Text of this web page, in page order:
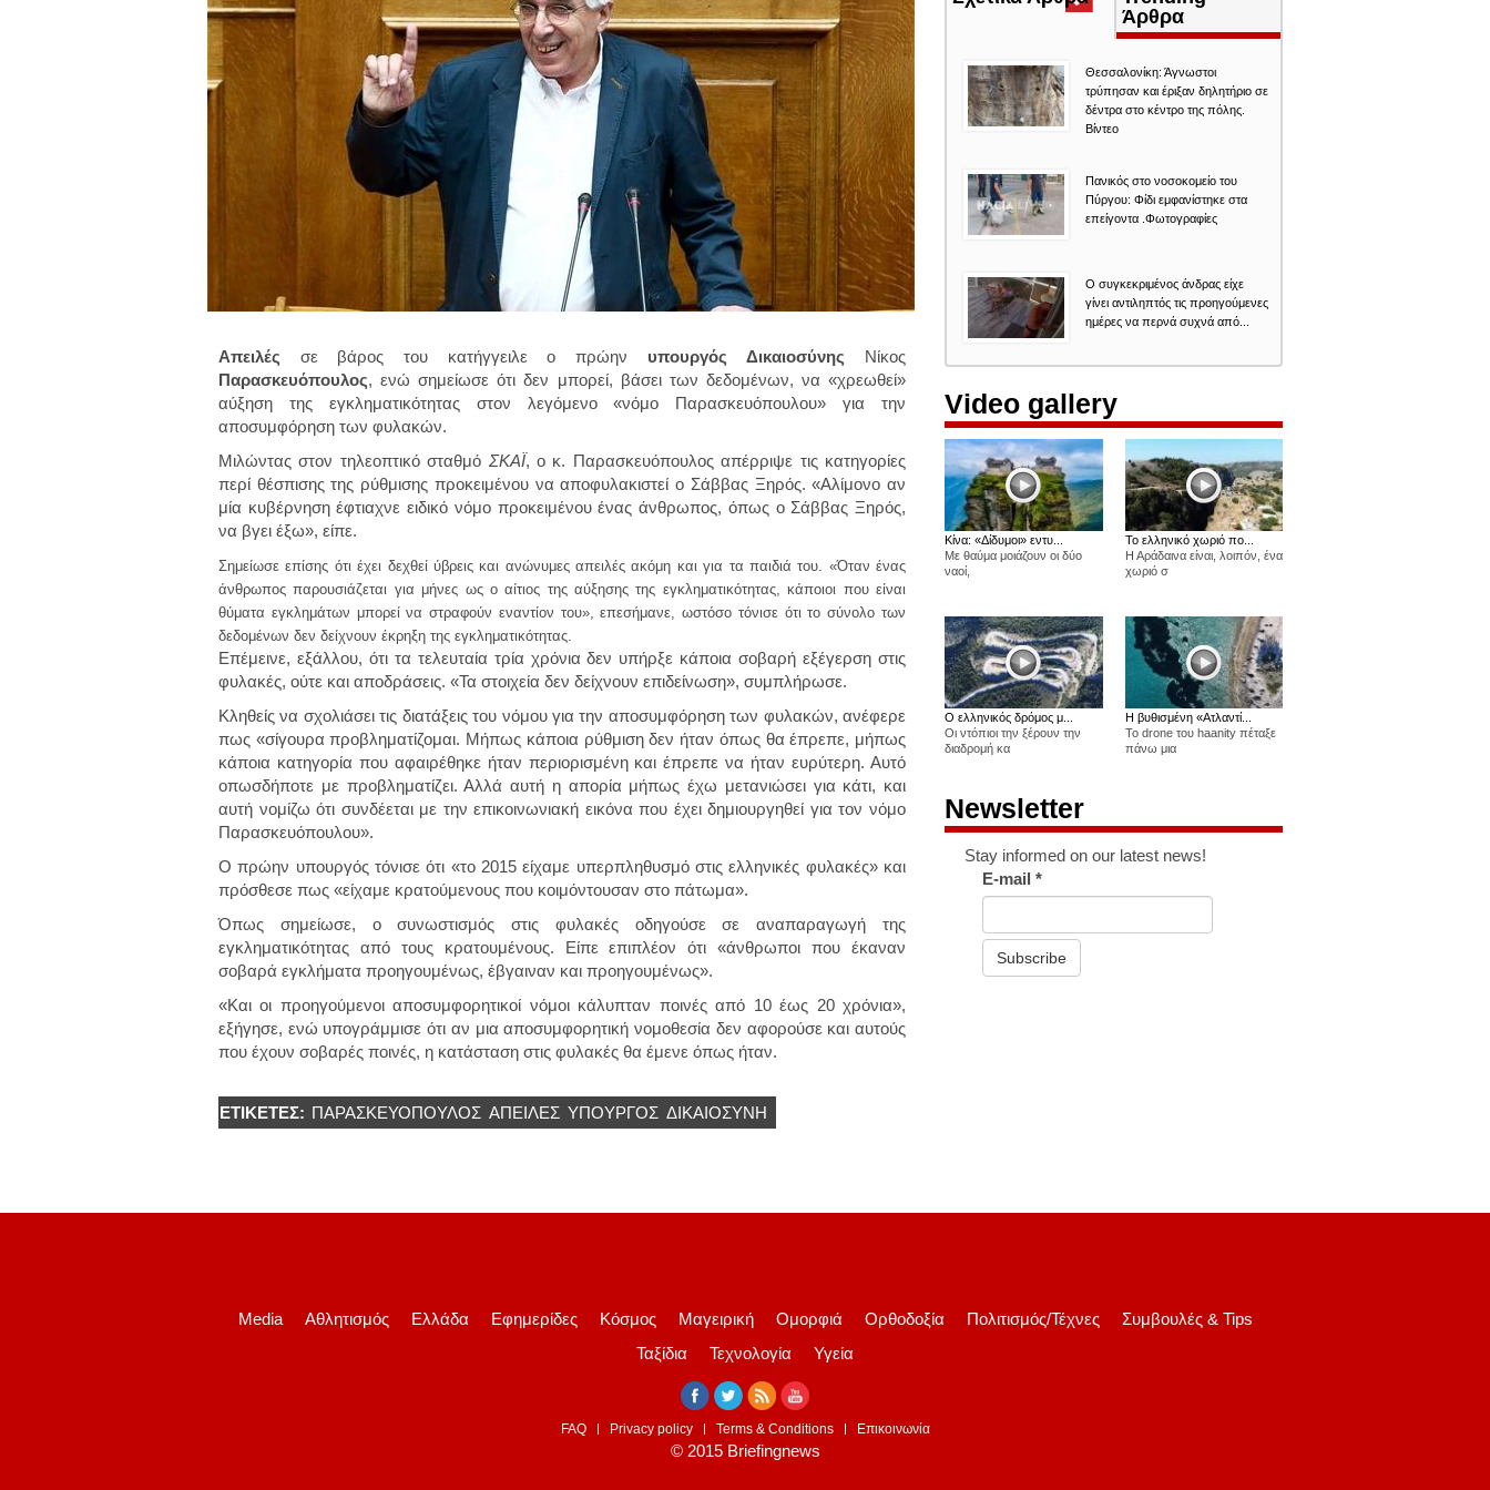
Απειλές σε βάρος του κατήγγειλε ο πρώην υπουργός Δικαιοσύνης Νίκος
Παρασκευόπουλος, ενώ σημείωσε ότι δεν μπορεί, βάσει των δεδομένων, να «χρεωθεί»
αύξηση της εγκληματικότητας στον λεγόμενο «νόμο Παρασκευόπουλου» για την
αποσυμφόρηση των φυλακών.
Μιλώντας στον τηλεοπτικό σταθμό ΣΚΑΪ, ο κ. Παρασκευόπουλος απέρριψε τις κατηγορίες
περί θέσπισης της ρύθμισης προκειμένου να αποφυλακιστεί ο Σάββας Ξηρός. «Αλίμονο αν
μία κυβέρνηση έφτιαχνε ειδικό νόμο προκειμένου ένας άνθρωπος, όπως ο Σάββας Ξηρός,
να βγει έξω», είπε.
Σημείωσε επίσης ότι έχει δεχθεί ύβρεις και ανώνυμες απειλές ακόμη και για τα παιδιά του. «Όταν ένας
άνθρωπος παρουσιάζεται για μήνες ως ο αίτιος της αύξησης της εγκληματικότητας, κάποιοι που είναι
θύματα εγκλημάτων μπορεί να στραφούν εναντίον του», επεσήμανε, ωστόσο τόνισε ότι το σύνολο των
δεδομένων δεν δείχνουν έκρηξη της εγκληματικότητας.
Επέμεινε, εξάλλου, ότι τα τελευταία τρία χρόνια δεν υπήρξε κάποια σοβαρή εξέγερση στις
φυλακές, ούτε και αποδράσεις. «Τα στοιχεία δεν δείχνουν επιδείνωση», συμπλήρωσε.
Κληθείς να σχολιάσει τις διατάξεις του νόμου για την αποσυμφόρηση των φυλακών, ανέφερε
πως «σίγουρα προβληματίζομαι. Μήπως κάποια ρύθμιση δεν ήταν όπως θα έπρεπε, μήπως
κάποια κατηγορία που αφαιρέθηκε ήταν περιορισμένη και έπρεπε να ήταν ευρύτερη. Αυτό
οπωσδήποτε με προβληματίζει. Αλλά αυτή η απορία μήπως έχω μετανιώσει για κάτι, και
αυτή νομίζω ότι συνδέεται με την επικοινωνιακή εικόνα που έχει δημιουργηθεί για τον νόμο
Παρασκευόπουλου».
Ο πρώην υπουργός τόνισε ότι «το 2015 είχαμε υπερπληθυσμό στις ελληνικές φυλακές» και
πρόσθεσε πως «είχαμε κρατούμενους που κοιμόντουσαν στο πάτωμα».
Όπως σημείωσε, ο συνωστισμός στις φυλακές οδηγούσε σε αναπαραγωγή της
εγκληματικότητας από τους κρατουμένους. Είπε επιπλέον ότι «άνθρωποι που έκαναν
σοβαρά εγκλήματα προηγουμένως, έβγαιναν και προηγουμένως».
«Και οι προηγούμενοι αποσυμφορητικοί νόμοι κάλυπταν ποινές από 10 έως 20 χρόνια»,
εξήγησε, ενώ υπογράμμισε ότι αν μια αποσυμφορητική νομοθεσία δεν αφορούσε και αυτούς
που έχουν σοβαρές ποινές, η κατάσταση στις φυλακές θα έμενε όπως ήταν.
ΕΤΙΚΈΤΕΣ: ΠΑΡΑΣΚΕΥΌΠΟΥΛΟΣ ΑΠΕΙΛΕΣ ΥΠΟΥΡΓΌΣ ΔΙΚΑΙΟΣΥΝΗ
καρτέλα)
Άρθρα
Θεσσαλονίκη: Άγνωστοι
τρύπησαν και έριξαν δηλητήριο σε
δέντρα στο κέντρο της πόλης.
Βίντεο
Πανικός στο νοσοκομείο του
Πύργου: Φίδι εμφανίστηκε στα
επείγοντα .Φωτογραφίες
Ο συγκεκριμένος άνδρας είχε
γίνει αντιληπτός τις προηγούμενες
ημέρες να περνά συχνά από...
Video gallery
Κίνα: «Δίδυμοι» εντυ...
Με θαύμα μοιάζουν οι δύο
ναοί,
Το ελληνικό χωριό πο...
Η Αράδαινα είναι, λοιπόν, ένα
χωριό σ
Ο ελληνικός δρόμος μ...
Οι ντόπιοι την ξέρουν την
διαδρομή κα
Η βυθισμένη «Ατλαντί...
Το drone του haanity πέταξε
πάνω μια
Newsletter
Stay informed on our latest news!
E-mail*
Subscribe
Media Αθλητισμός Ελλάδα Εφημερίδες Κόσμος Μαγειρική Ομορφιά Ορθοδοξία Πολιτισμός/Τέχνες
Συμβουλές & Tips
Ταξίδια
Τεχνολογία Υγεία
FAQ Privacy policy Terms & Conditions Επικοινωνία
© 2015 Briefingnews